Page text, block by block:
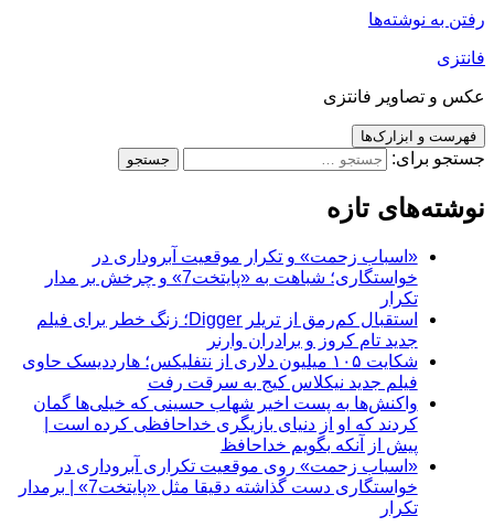
رفتن به نوشته‌ها
فانتزی
عکس و تصاویر فانتزی
فهرست و ابزارک‌ها
جستجو برای:
نوشته‌های تازه
«اسباب زحمت» و تکرار موقعیت آبروداری در
خواستگاری؛ شباهت به «پایتخت7» و چرخش بر مدار
تکرار
استقبال کم‌رمق از تریلر Digger؛ زنگ خطر برای فیلم
جدید تام کروز و برادران وارنر
شکایت ۱۰۵ میلیون دلاری از نتفلیکس؛ هارددیسک حاوی
فیلم جدید نیکلاس کیج به سرقت رفت
واکنش‌ها به پست اخیر شهاب حسینی که خیلی‌ها گمان
کردند که او از دنیای بازیگری خداحافظی کرده است |
پیش از آنکه بگویم خداحافظ
«اسباب زحمت» روی موقعیت تکراری آبروداری در
خواستگاری دست گذاشته دقیقا مثل «پایتخت7» | برمدار
تکرار